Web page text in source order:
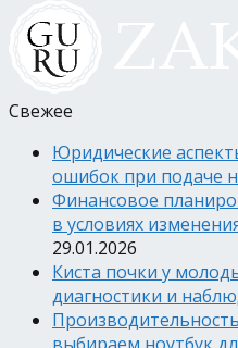
Свежее
Юридические
ошибок при подаче
Финансовое
в условиях
29.01.2026
Киста почки у
диагностики и